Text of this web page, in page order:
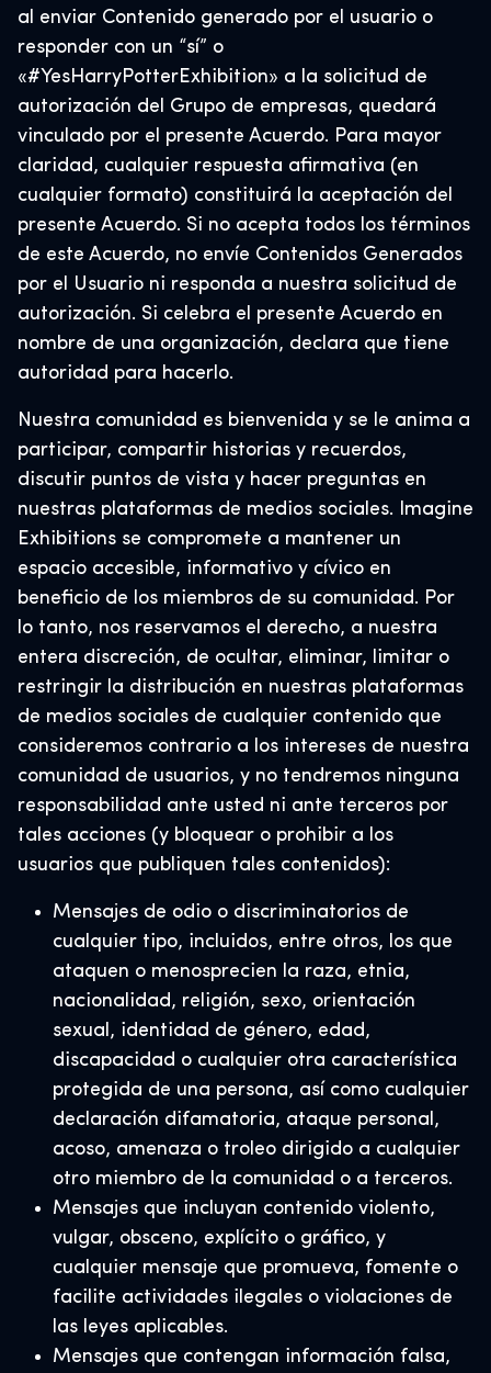
al enviar Contenido generado por el usuario o
responder con un “sí” o
«#YesHarryPotterExhibition» a la solicitud de
autorización del Grupo de empresas, quedará
vinculado por el presente Acuerdo. Para mayor
claridad, cualquier respuesta afirmativa (en
cualquier formato) constituirá la aceptación del
presente Acuerdo. Si no acepta todos los términos
de este Acuerdo, no envíe Contenidos Generados
por el Usuario ni responda a nuestra solicitud de
autorización. Si celebra el presente Acuerdo en
nombre de una organización, declara que tiene
autoridad para hacerlo.
Nuestra comunidad es bienvenida y se le anima a
participar, compartir historias y recuerdos,
discutir puntos de vista y hacer preguntas en
nuestras plataformas de medios sociales. Imagine
Exhibitions se compromete a mantener un
espacio accesible, informativo y cívico en
beneficio de los miembros de su comunidad. Por
lo tanto, nos reservamos el derecho, a nuestra
entera discreción, de ocultar, eliminar, limitar o
restringir la distribución en nuestras plataformas
de medios sociales de cualquier contenido que
consideremos contrario a los intereses de nuestra
comunidad de usuarios, y no tendremos ninguna
responsabilidad ante usted ni ante terceros por
tales acciones (y bloquear o prohibir a los
usuarios que publiquen tales contenidos):
Mensajes de odio o discriminatorios de
cualquier tipo, incluidos, entre otros, los que
ataquen o menosprecien la raza, etnia,
nacionalidad, religión, sexo, orientación
sexual, identidad de género, edad,
discapacidad o cualquier otra característica
protegida de una persona, así como cualquier
declaración difamatoria, ataque personal,
acoso, amenaza o troleo dirigido a cualquier
otro miembro de la comunidad o a terceros.
Mensajes que incluyan contenido violento,
vulgar, obsceno, explícito o gráfico, y
cualquier mensaje que promueva, fomente o
facilite actividades ilegales o violaciones de
las leyes aplicables.
Mensajes que contengan información falsa,